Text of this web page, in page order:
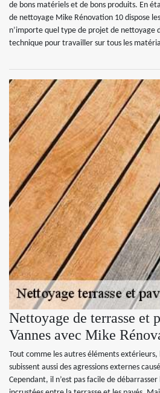
de bons matériels et de bons produits. En
de nettoyage Mike Rénovation 10 dispose
n’importe quel type de projet de nettoyage
technique pour travailler sur tous les
Nettoyage de terrasse et
Vannes avec Mike
Tout comme les autres éléments extérieurs,
subissent aussi des agressions externes
Cependant, il n’est pas facile de débarrasser